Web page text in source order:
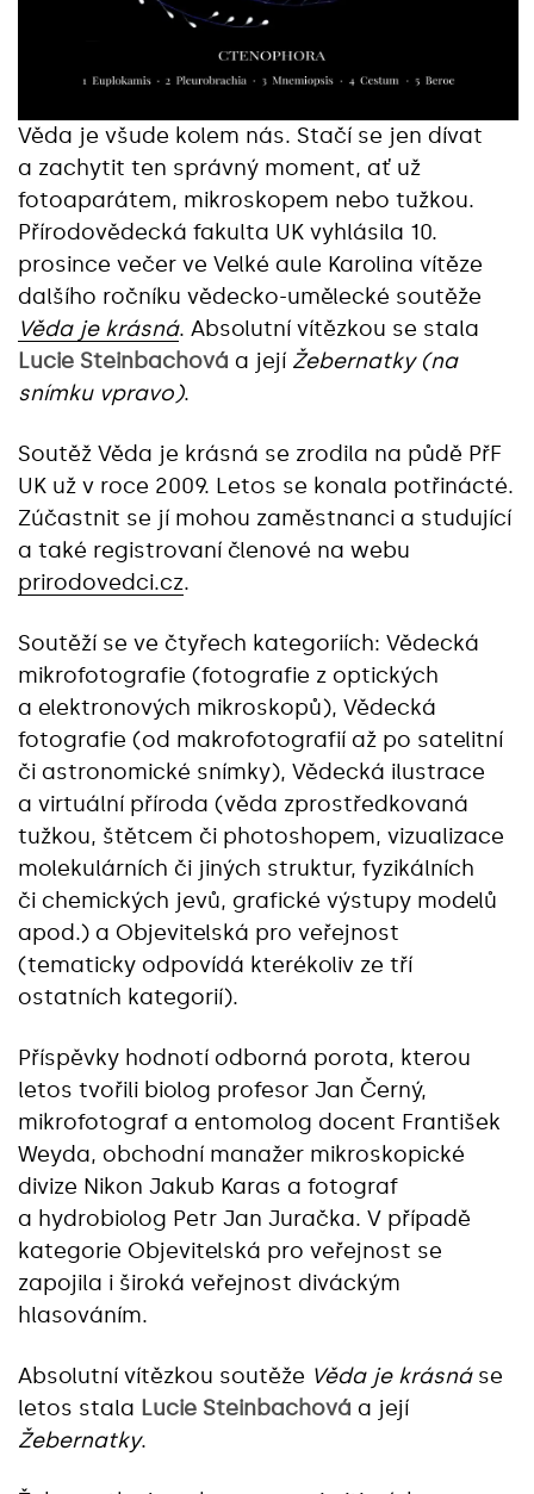
Věda je všude kolem nás. Stačí se jen dívat
a zachytit ten správný moment, ať už
fotoaparátem, mikroskopem nebo tužkou.
Přírodovědecká fakulta UK vyhlásila 10.
prosince večer ve Velké aule Karolina vítěze
dalšího ročníku vědecko-umělecké soutěže
Věda je krásná. Absolutní vítězkou se stala
Lucie Steinbachová a její Žebernatky (na
snímku vpravo).
Soutěž Věda je krásná se zrodila na půdě PřF
UK už v roce 2009. Letos se konala potřinácté.
Zúčastnit se jí mohou zaměstnanci a studující
a také registrovaní členové na webu
prirodovedci.cz.
Soutěží se ve čtyřech kategoriích: Vědecká
mikrofotografie (fotografie z optických
a elektronových mikroskopů), Vědecká
fotografie (od makrofotografií až po satelitní
či astronomické snímky), Vědecká ilustrace
a virtuální příroda (věda zprostředkovaná
tužkou, štětcem či photoshopem, vizualizace
molekulárních či jiných struktur, fyzikálních
či chemických jevů, grafické výstupy modelů
apod.) a Objevitelská pro veřejnost
(tematicky odpovídá kterékoliv ze tří
ostatních kategorií).
Příspěvky hodnotí odborná porota, kterou
letos tvořili biolog profesor Jan Černý,
mikrofotograf a entomolog docent František
Weyda, obchodní manažer mikroskopické
divize Nikon Jakub Karas a fotograf
a hydrobiolog Petr Jan Juračka. V případě
kategorie Objevitelská pro veřejnost se
zapojila i široká veřejnost diváckým
hlasováním.
Absolutní vítězkou soutěže Věda je krásnáse
letos stala Lucie Steinbachová a její
Žebernatky.